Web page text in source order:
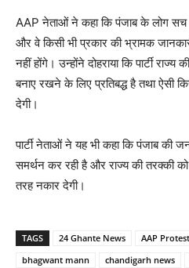
AAP नेताओं ने कहा कि पंजाब के लोग
और वे किसी भी प्रकार की भ्रामक
नहीं होंगे। उन्होंने दोहराया कि पार्टी
बनाए रखने के लिए प्रतिबद्ध है तथा ऐसी
देगी।
पार्टी नेताओं ने यह भी कहा कि पंजाब की
समर्थन कर रही है और राज्य की तरक्की को
तरह नकार देगी।
TAGS 24 Ghante News AAP Protest
bhagwant mann
chandigarh news